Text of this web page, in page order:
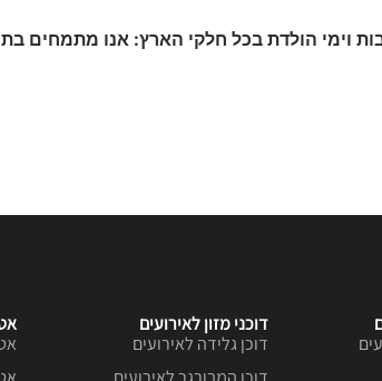
וימי הולדת בכל חלקי הארץ: אנו מתמחים
דוכני מזון לאירועים
דוכן גלידה לאירועים